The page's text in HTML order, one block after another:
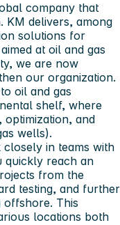
company that
KM delivers, among
solutions for
at oil and gas
we are now
our organization.
oil and gas
shelf, where
optimization, and
wells).
in teams with
quickly reach an
from the
testing, and further
offshore. This
locations both